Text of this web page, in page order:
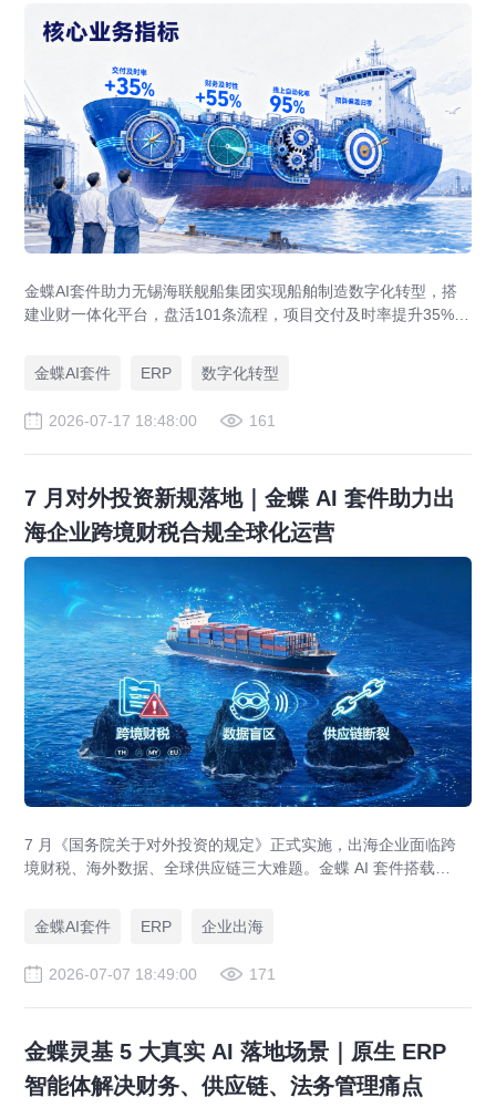
金蝶AI套件助力无锡海联舰船集团实现船舶制造数字化转型，搭
建业财一体化平台，盘活101条流程，项目交付及时率提升35%，
金蝶AI套件
ERP 数字化转型
2026-07-17 18:48:00 161
7 月对外投资新规落地｜金蝶 AI 套件助力出
海企业跨境财税合规全球化运营
7 月《国务院关于对外投资的规定》正式实施，出海企业面临跨
境财税、海外数据、全球供应链三大难题。金蝶 AI 套件搭载
营。
金蝶AI套件 ERP 企业出海
2026-07-07 18:49:00 171
金蝶灵基 5 大真实 AI 落地场景｜原生 ERP
智能体解决财务、供应链、法务管理痛点